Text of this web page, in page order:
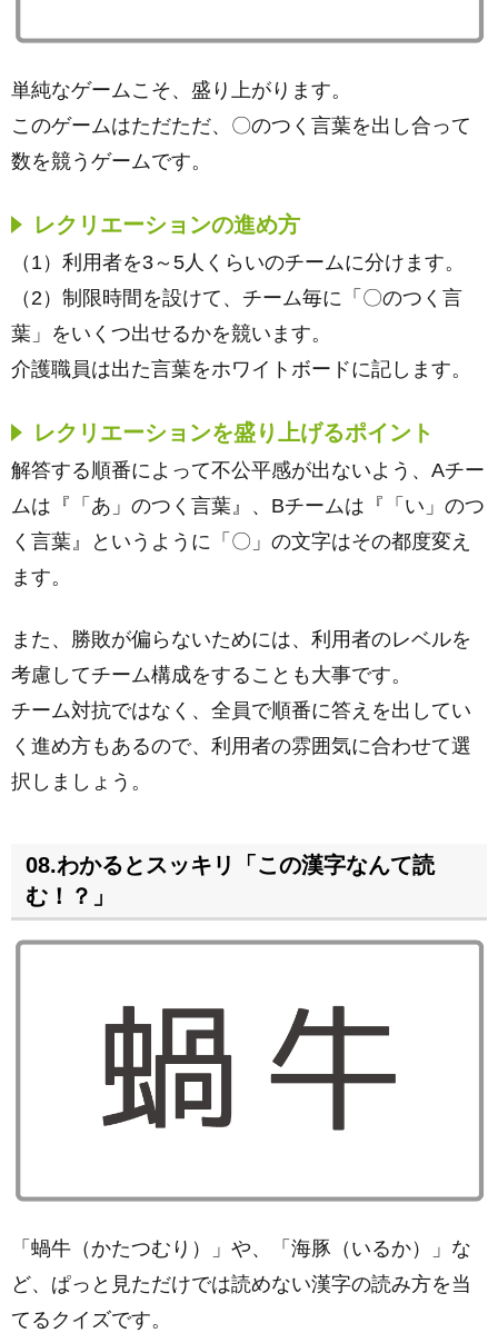
単純なゲームこそ、盛り上がります。
このゲームはただただ、〇のつく言葉を出し合って
数を競うゲームです。
レクリエーションの進め方
（1）利用者を3～5人くらいのチームに分けます。
（2）制限時間を設けて、チーム毎に「〇のつく言
葉」をいくつ出せるかを競います。
介護職員は出た言葉をホワイトボードに記します。
レクリエーションを盛り上げるポイント
解答する順番によって不公平感が出ないよう、Aチー
ムは『「あ」のつく言葉』、Bチームは『「い」のつ
く言葉』というように「〇」の文字はその都度変え
ます。
また、勝敗が偏らないためには、利用者のレベルを
考慮してチーム構成をすることも大事です。
チーム対抗ではなく、全員で順番に答えを出してい
く進め方もあるので、利用者の雰囲気に合わせて選
択しましょう。
08.わかるとスッキリ「この漢字なんて読
む！？」
「蝸牛（かたつむり）」や、「海豚（いるか）」な
ど、ぱっと見ただけでは読めない漢字の読み方を当
てるクイズです。